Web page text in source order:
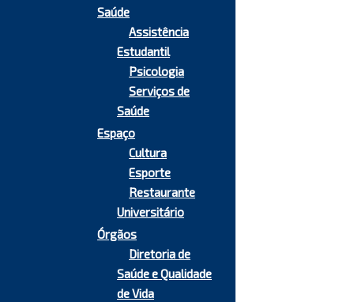
Saúde
Assistência
Estudantil
Psicologia
Serviços de
Saúde
Espaço
Cultura
Esporte
Restaurante
Universitário
Órgãos
Diretoria de
Saúde e Qualidade
de Vida